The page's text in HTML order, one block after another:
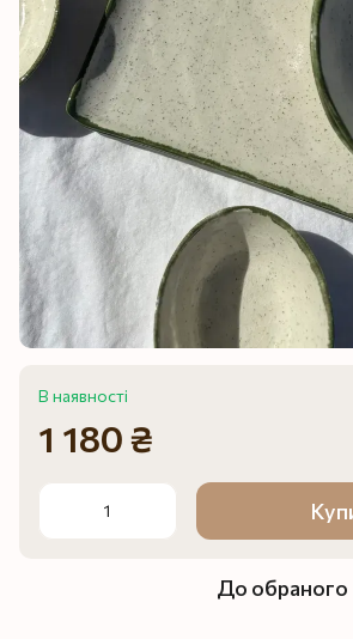
В наявності
1 180 ₴
До обраного